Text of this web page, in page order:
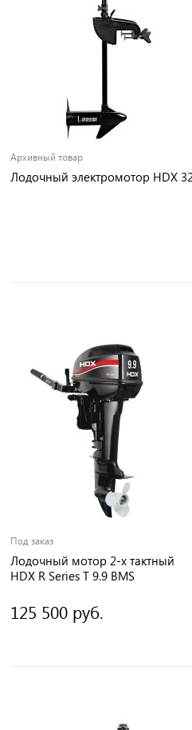
Архивный товар
Лодочный электромотор HDX
Под заказ
Лодочный мотор 2-х тактный
HDX R Series T 9.9 BMS
125 500 руб.